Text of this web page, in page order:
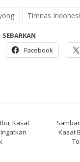
Timnas
SEBARKAN
Facebook
Kasat
Kasat